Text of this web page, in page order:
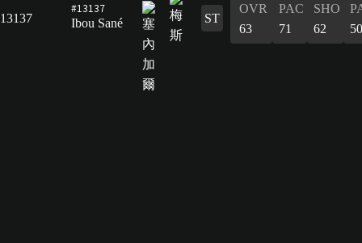
13137
#13137
Ibou Sané
ST
OVR
63
PAC
71
SHO
62
50